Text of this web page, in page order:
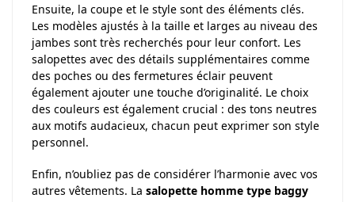
Ensuite, la coupe et le style sont des éléments clés.
Les modèles ajustés à la taille et larges au niveau des
jambes sont très recherchés pour leur confort. Les
salopettes avec des détails supplémentaires comme
des poches ou des fermetures éclair peuvent
également ajouter une touche d’originalité. Le choix
des couleurs est également crucial : des tons neutres
aux motifs audacieux, chacun peut exprimer son style
personnel.
Enfin, n’oubliez pas de considérer l’harmonie avec vos
autres vêtements. La salopette homme type baggy